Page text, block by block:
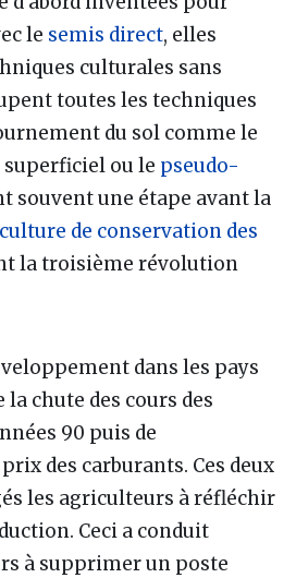
le semis direct, elles
culturales sans
toutes les techniques
du sol comme le
ou le pseudo-
souvent une étape avant la
de conservation des
la troisième révolution
dans les pays
chute des cours des
90 puis de
des carburants. Ces deux
les agriculteurs à réfléchir
Ceci a conduit
à supprimer un poste